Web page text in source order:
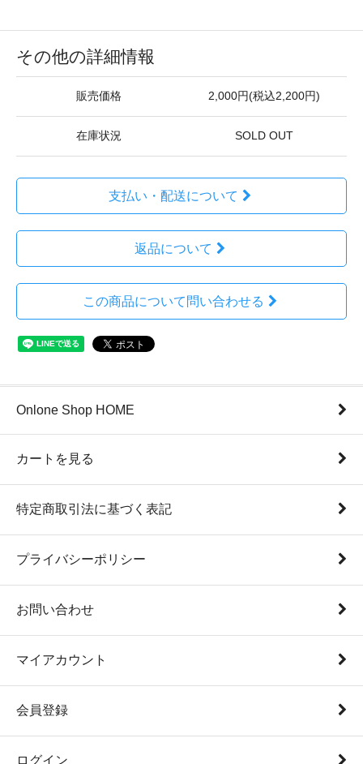
その他の詳細情報
販売価格 2,000円(税込2,200円)
在庫状況 SOLD OUT
支払い・配送について
返品について
この商品について問い合わせる
Onlone Shop HOME
カートを見る
特定商取引法に基づく表記
プライバシーポリシー
お問い合わせ
マイアカウント
会員登録
ログイン